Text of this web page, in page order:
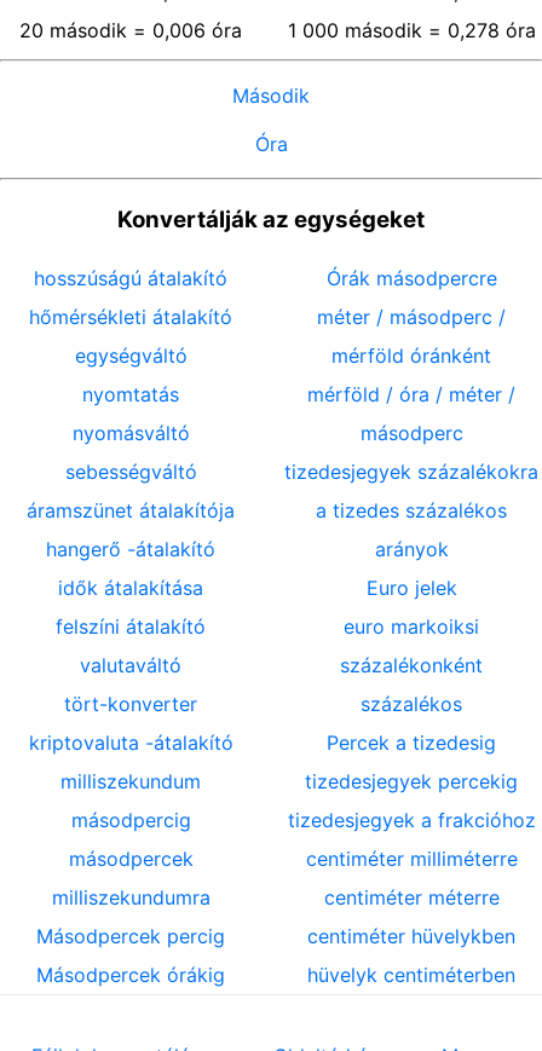
20 második = 0,006 óra
1 000 második = 0,278 óra
Második
Óra
Konvertálják az egységeket
hosszúságú átalakító
hőmérsékleti átalakító
egységváltó
nyomtatás
nyomásváltó
sebességváltó
áramszünet átalakítója
hangerő -átalakító
idők átalakítása
felszíni átalakító
valutaváltó
tört-konverter
kriptovaluta -átalakító
milliszekundum
másodpercig
másodpercek
milliszekundumra
Másodpercek percig
Másodpercek órákig
Órák másodpercre
méter / másodperc /
mérföld óránként
mérföld / óra / méter /
másodperc
tizedesjegyek százalékokra
a tizedes százalékos
arányok
Euro jelek
euro markoiksi
százalékonként
százalékos
Percek a tizedesig
tizedesjegyek percekig
tizedesjegyek a frakcióhoz
centiméter milliméterre
centiméter méterre
centiméter hüvelykben
hüvelyk centiméterben